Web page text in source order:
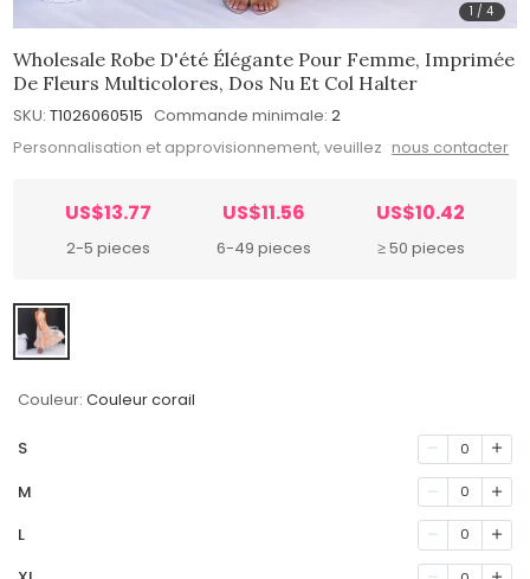
1 /4
Wholesale Robe D'été Élégante Pour Femme, Imprimée
De Fleurs Multicolores, Dos Nu Et Col Halter
SKU: T1026060515 Commande minimale: 2
Personnalisation et approvisionnement, veuillez nous contacter
US$13.77
2-5 pieces
US$11.56
6-49 pieces
US$10.42
≥ 50 pieces
Couleur: Couleur corail
S 0
M 0
L 0